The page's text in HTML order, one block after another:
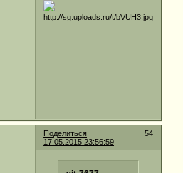
Поделиться
54
17.05.2015 23:56:59